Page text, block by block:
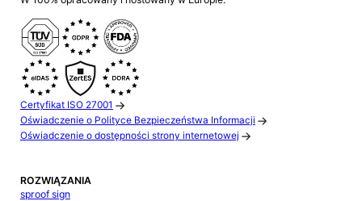
Certyfikat ISO 27001
Oświadczenie o Polityce Bezpieczeństwa Informacji
Oświadczenie o dostępności strony internetowej
ROZWIĄZANIA
sproof sign